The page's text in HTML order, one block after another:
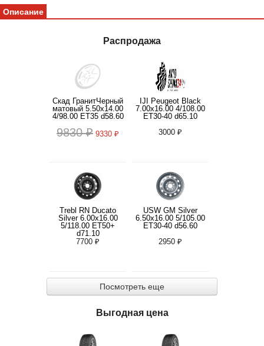
Описание
Распродажа
Скад ГранитЧерный
матовый 5.50x14.00
4/98.00 ET35 d58.60
9830 ₽ 9330 ₽
IJI Peugeot Black
7.00x16.00 4/108.00
ET30-40 d65.10
3000 ₽
Trebl RN Ducato
Silver 6.00x16.00
5/118.00 ET50+
d71.10
7700 ₽
USW GM Silver
6.50x16.00 5/105.00
ET30-40 d56.60
2950 ₽
Посмотреть еще
Выгодная цена